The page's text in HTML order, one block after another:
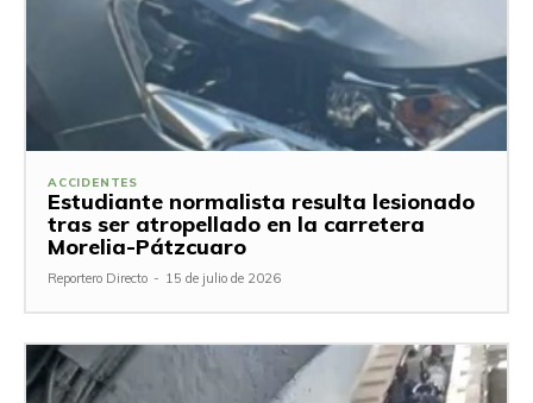
ACCIDENTES
Estudiante normalista resulta lesionado
tras ser atropellado en la carretera
Morelia-Pátzcuaro
Reportero Directo - 15 de julio de 2026